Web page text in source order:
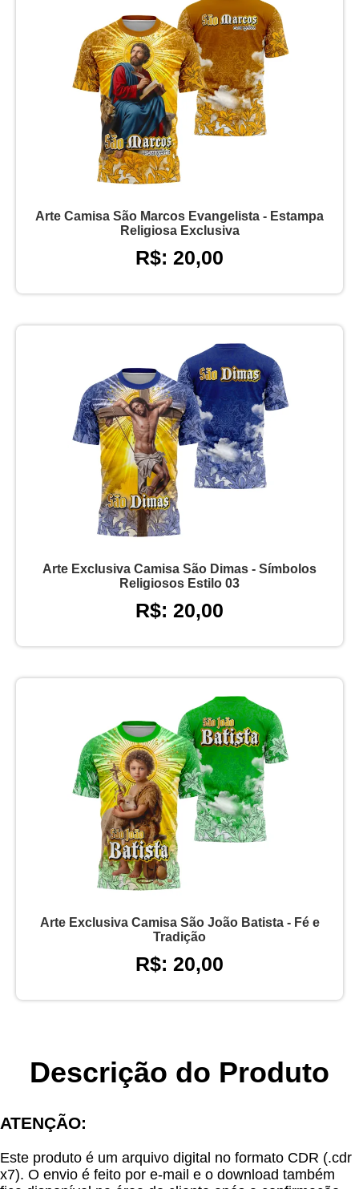
Arte Camisa São Marcos Evangelista - Estampa
Religiosa Exclusiva
R$: 20,00
Arte Exclusiva Camisa São Dimas - Símbolos
Religiosos Estilo 03
R$: 20,00
Arte Exclusiva Camisa São João Batista - Fé e
Tradição
R$: 20,00
Descrição do Produto
ATENÇÃO:
Este produto é um arquivo digital no formato CDR (.cdr
x7). O envio é feito por e-mail e o download também